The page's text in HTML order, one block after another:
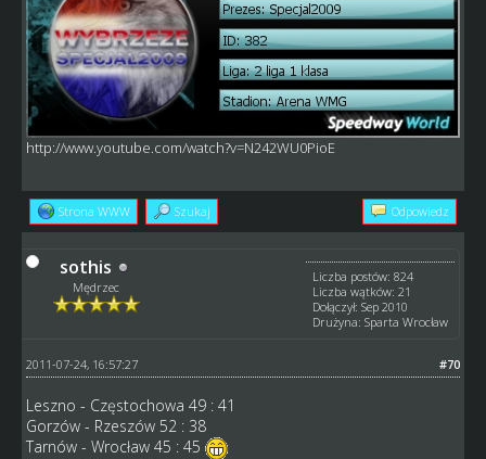
http://www.youtube.com/watch?v=N242WU0PioE
Strona WWW Szukaj Odpowiedz
sothis
Mędrzec
Liczba postów: 824
Liczba wątków: 21
Dołączył: Sep 2010
Drużyna: Sparta Wrocław
#70
2011-07-24, 16:57:27
Leszno - Częstochowa 49 : 41
Gorzów - Rzeszów 52 : 38
Tarnów - Wrocław 45 : 45